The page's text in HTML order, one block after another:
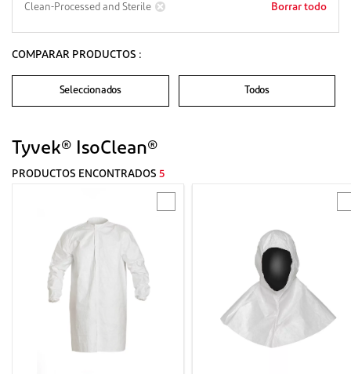
Clean-Processed and Sterile Borrar todo
COMPARAR PRODUCTOS :
Seleccionados Todos
Tyvek® IsoClean®
PRODUCTOS ENCONTRADOS 5